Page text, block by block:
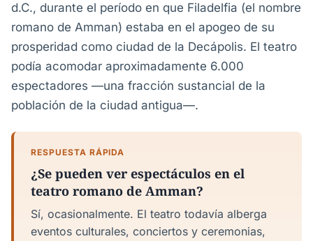
d.C., durante el período en que Filadelfia (el nombre
romano de Amman) estaba en el apogeo de su
prosperidad como ciudad de la Decápolis. El teatro
podía acomodar aproximadamente 6.000
espectadores —una fracción sustancial de la
población de la ciudad antigua—.
RESPUESTA RÁPIDA
¿Se pueden ver espectáculos en el
teatro romano de Amman?
Sí, ocasionalmente. El teatro todavía alberga
eventos culturales, conciertos y ceremonias,